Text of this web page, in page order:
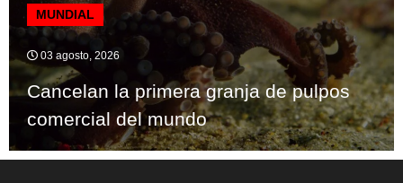
MUNDIAL
03 agosto, 2026
Cancelan la primera granja de pulpos
comercial del mundo